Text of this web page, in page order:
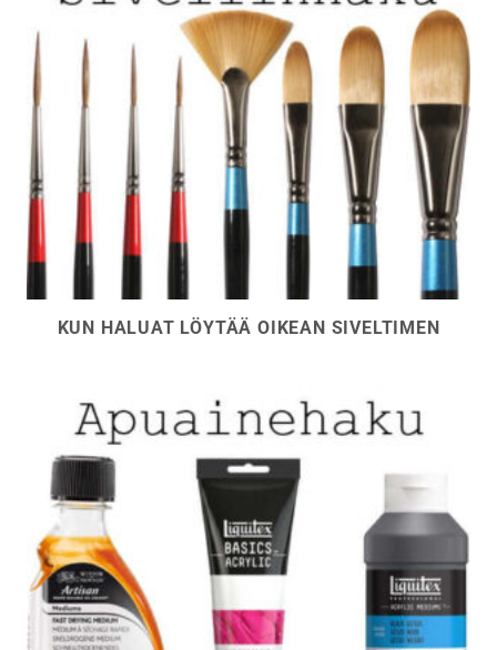
KUN HALUAT LÖYTÄÄ OIKEAN SIVELTIMEN